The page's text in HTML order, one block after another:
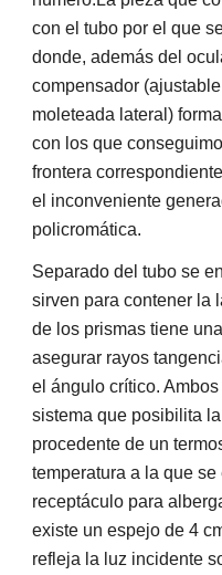
con el tubo por el que
donde, además del
compensador
moleteada lateral)
con los que
frontera
el inconveniente
policromática.
Separado del tubo se
sirven para contener la
de los prismas tiene
asegurar rayos
el ángulo crítico.
sistema que posibilita
procedente de un
temperatura a la que
receptáculo para
existe un espejo de 4
refleja la luz incidente